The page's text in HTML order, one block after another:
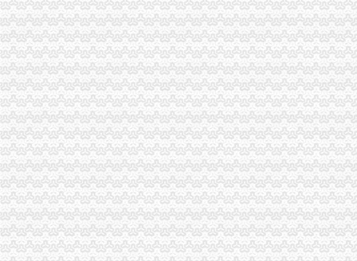
渝东南片区文艺调演预赛取得圆满成功
市重庆发票申请局信用处认真落实全市工商行政管理局长座谈会议精
黔江局重庆进出口权积备战渝东南片区文艺调演预赛
大足局五举措贯彻落实市重庆进出口权局财务审计工作会议精
市重庆公司注销局副巡视员谭世贤到南川局检查指导工作
陈速副局重庆财务公司长到南川局调研指导工作
巫溪局重庆分公司注册上磺所五项措施力保食品经营户建好购货台帐
重庆仲裁委员会工商系统合同仲裁调解院正式挂牌成立
市重庆代理记账局组织开展快检培训力推进食品安全监管工作
重庆分公司注册
2017重庆分公司注册
重庆公司注册之如何设立分公司？-爱喇叭网
重庆注册分公司需要什么流程及重庆工商代办注册-直辖市重庆专利服
【重庆外资公司注册_代办外资公司注册_内外资公司注册】-重庆赶集网
重庆子公司注册流程及所需材料,欢迎致电免费咨询！_志趣网